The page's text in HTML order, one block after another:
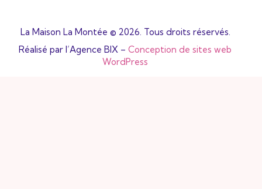
La Maison La Montée © 2026. Tous droits réservés.
Réalisé par l’Agence BIX – Conception de sites web
WordPress